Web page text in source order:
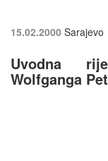
15.02.2000 Sarajevo
Uvodna
Wolfganga